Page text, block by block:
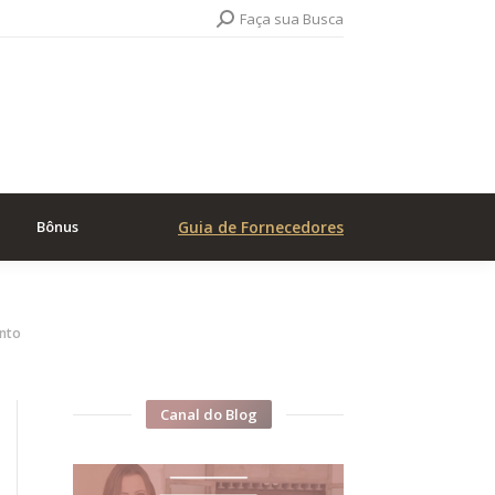
Search:Faça sua Busca
Bônus Guia de Fornecedores
Canal do Blog